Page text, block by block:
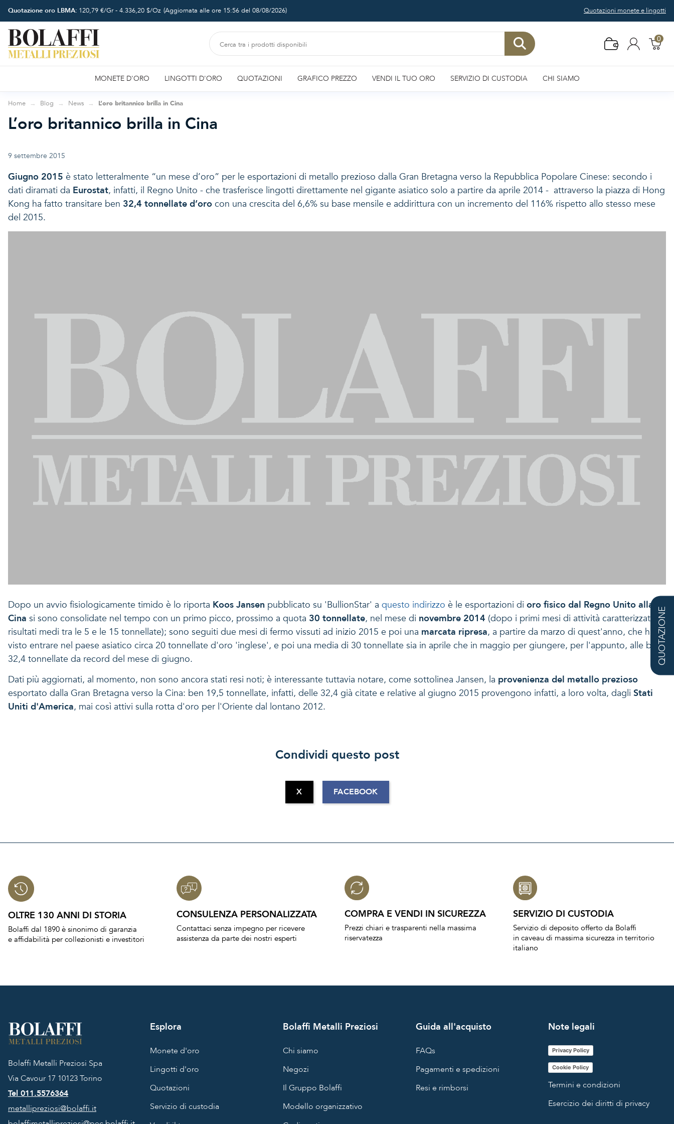
Quotazione oro LBMA: 120,79 €/Gr - 4.336,20 $/Oz (Aggiornata alle ore 15:56 del 08/08/2026) Quotazioni monete e lingotti
0
MONETE D'ORO LINGOTTI D'ORO QUOTAZIONI GRAFICO PREZZO VENDI IL TUO ORO SERVIZIO DI CUSTODIA CHI SIAMO
Home Blog News L’oro britannico brilla in Cina
L’oro britannico brilla in Cina
9 settembre 2015
Giugno 2015 è stato letteralmente “un mese d’oro” per le esportazioni di metallo prezioso dalla Gran Bretagna verso la Repubblica Popolare Cinese: secondo i
dati diramati da Eurostat, infatti, il Regno Unito - che trasferisce lingotti direttamente nel gigante asiatico solo a partire da aprile 2014 - attraverso la piazza di Hong
Kong ha fatto transitare ben 32,4 tonnellate d’oro con una crescita del 6,6% su base mensile e addirittura con un incremento del 116% rispetto allo stesso mese
del 2015.
Dopo un avvio fisiologicamente timido è lo riporta Koos Jansen pubblicato su 'BullionStar' a questo indirizzo è le esportazioni di oro fisico dal Regno Unito alla
Cina si sono consolidate nel tempo con un primo picco, prossimo a quota 30 tonnellate, nel mese di novembre 2014 (dopo i primi mesi di attività caratterizzati da
risultati medi tra le 5 e le 15 tonnellate); sono seguiti due mesi di fermo vissuti ad inizio 2015 e poi una marcata ripresa, a partire da marzo di quest'anno, che ha
visto entrare nel paese asiatico circa 20 tonnellate d'oro 'inglese', e poi una media di 30 tonnellate sia in aprile che in maggio per giungere, per l'appunto, alle ben
32,4 tonnellate da record del mese di giugno.
Dati più aggiornati, al momento, non sono ancora stati resi noti; è interessante tuttavia notare, come sottolinea Jansen, la provenienza del metallo prezioso
esportato dalla Gran Bretagna verso la Cina: ben 19,5 tonnellate, infatti, delle 32,4 già citate e relative al giugno 2015 provengono infatti, a loro volta, dagli Stati
Uniti d'America, mai così attivi sulla rotta d'oro per l'Oriente dal lontano 2012.
Condividi questo post
X FACEBOOK
OLTRE 130 ANNI DI STORIA
Bolaffi dal 1890 è sinonimo di garanzia
e affidabilità per collezionisti e investitori
CONSULENZA PERSONALIZZATA
Contattaci senza impegno per ricevere
assistenza da parte dei nostri esperti
COMPRA E VENDI IN SICUREZZA
Prezzi chiari e trasparenti nella massima
riservatezza
SERVIZIO DI CUSTODIA
Servizio di deposito offerto da Bolaffi
in caveau di massima sicurezza in territorio
italiano
QUOTAZIONE
Bolaffi Metalli Preziosi Spa
Via Cavour 17 10123 Torino
Tel 011.5576364
metallipreziosi@bolaffi.it
Esplora
Monete d'oro
Lingotti d'oro
Quotazioni
Servizio di custodia
Bolaffi Metalli Preziosi
Chi siamo
Negozi
Il Gruppo Bolaffi
Modello organizzativo
Guida all'acquisto
FAQs
Pagamenti e spedizioni
Resi e rimborsi
Note legali
Privacy Policy
Cookie Policy
Termini e condizioni
Esercizio dei diritti di privacy